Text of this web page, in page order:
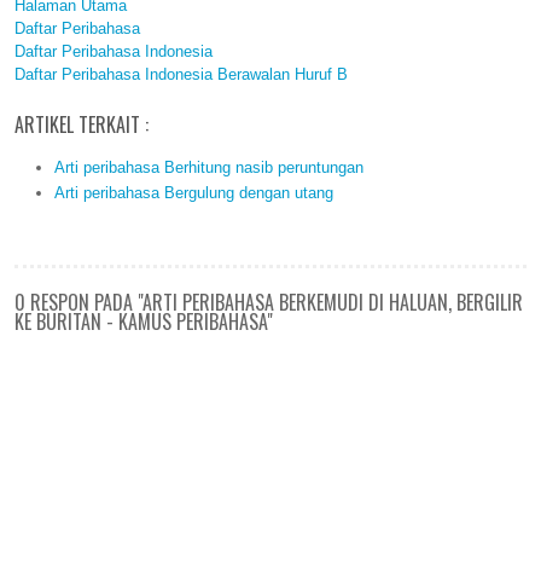
Halaman Utama
Daftar Peribahasa
Daftar Peribahasa Indonesia
Daftar Peribahasa Indonesia Berawalan Huruf B
ARTIKEL TERKAIT :
Arti peribahasa Berhitung nasib peruntungan
Arti peribahasa Bergulung dengan utang
0 RESPON PADA "ARTI PERIBAHASA BERKEMUDI DI HALUAN, BERGILIR
KE BURITAN - KAMUS PERIBAHASA"